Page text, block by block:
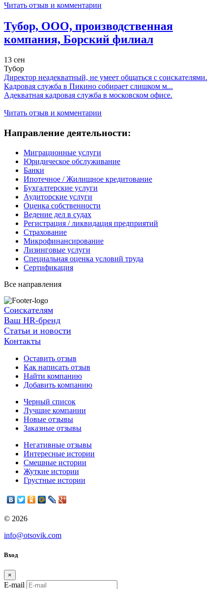
Читать отзыв и комментарии
Тубор, ООО, производственная
компания, Борский филиал
13 сен
Тубор
Директор неадекватный, не умеет общаться с соискателями.
Кадровая служба в Пикино собирает слишком м...
Адекватная кадровая служба в московском офисе.
Читать отзыв и комментарии
Направление деятельности:
Миграционные услуги
Юридическое обслуживание
Банки
Ипотечное / Жилищное кредитование
Бухгалтерские услуги
Аудиторские услуги
Оценка собственности
Ведение дел в судах
Регистрация / ликвидация предприятий
Страхование
Микрофинансирование
Лизинговые услуги
Специальная оценка условий труда
Сертификация
Все направления
Соискателям
Ваш HR-бренд
Статьи и новости
Контакты
Оставить отзыв
Как написать отзыв
Найти компанию
Добавить компанию
Черный список
Лучшие компании
Новые отзывы
Заказные отзывы
Негативные отзывы
Интересные истории
Смешные истории
Жуткие истории
Грустные истории
© 2026
info@otsovik.com
Вход
×
E-mail